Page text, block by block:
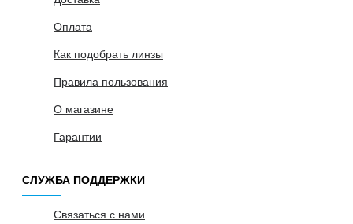
Оплата
Как подобрать линзы
Правила пользования
О магазине
Гарантии
СЛУЖБА ПОДДЕРЖКИ
Связаться с нами